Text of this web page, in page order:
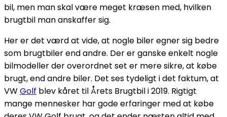
bil, men man skal være meget kræsen med, hvilken
brugtbil man anskaffer sig.
Her er det værd at vide, at nogle biler egner sig bedre
som brugtbiler end andre. Der er ganske enkelt nogle
bilmodeller der overordnet set er mere sikre, at købe
brugt, end andre biler. Det ses tydeligt i det faktum, at
VWGolf blev kåret til Årets Brugtbil i 2019. Rigtigt
mange mennesker har gode erfaringer med at købe